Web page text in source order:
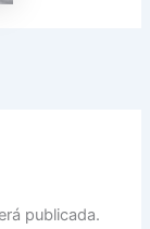
publicada.